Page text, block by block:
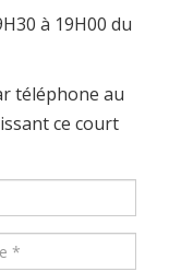
à 19H00 du
téléphone au
ce court